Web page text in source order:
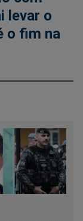
levar o
o fim na